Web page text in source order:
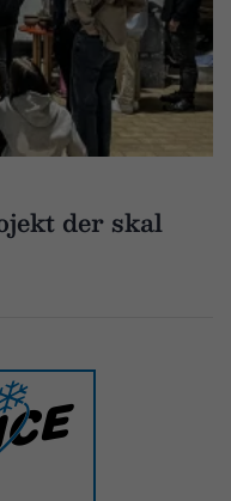
der skal